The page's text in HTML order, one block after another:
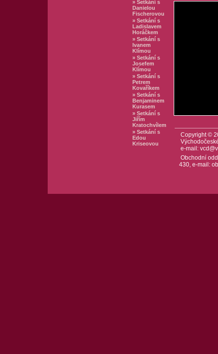
» Setkání s
Danielou
Fischerovou
» Setkání s
Ladislavem
Horáčkem
» Setkání s
Ivanem
Klímou
» Setkání s
Josefem
Klímou
» Setkání s
Petrem
Kovaříkem
» Setkání s
Benjaminem
Kurasem
» Setkání s
Jiřím
Kratochvílem
» Setkání s
Edou
Kriseovou
Copyright ©
e-mail:
Obchodní
430, e-mail: